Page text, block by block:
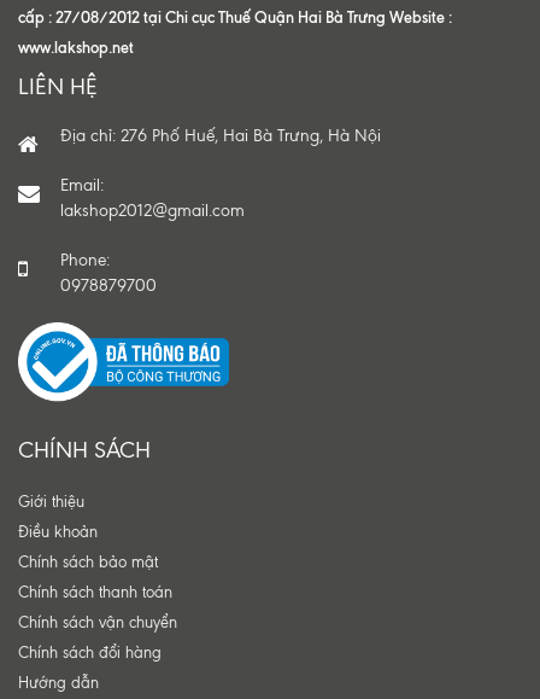
cấp : 27/08/2012 tại Chi cục Thuế Quận Hai Bà Trưng Website :
www.lakshop.net
LIÊN HỆ
Địa chỉ: 276 Phố Huế, Hai Bà Trưng, Hà Nội
Email:
lakshop2012@gmail.com
Phone:
0978879700
CHÍNH SÁCH
Giới thiệu
Điều khoản
Chính sách bảo mật
Chính sách thanh toán
Chính sách vận chuyển
Chính sách đổi hàng
Hướng dẫn